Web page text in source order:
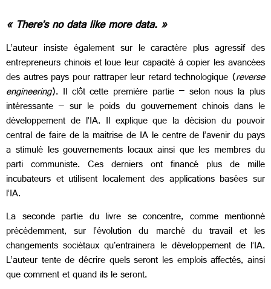
« There’s no data like more data. »
L’auteur insiste également sur le caractère plus agressif des
entrepreneurs chinois et loue leur capacité à copier les avancées
des autres pays pour rattraper leur retard technologique (reverse
engineering). Il clôt cette première partie – selon nous la plus
intéressante – sur le poids du gouvernement chinois dans le
développement de l’IA. Il explique que la décision du pouvoir
central de faire de la maitrise de IA le centre de l’avenir du pays
a stimulé les gouvernements locaux ainsi que les membres du
parti communiste. Ces derniers ont financé plus de mille
incubateurs et utilisent localement des applications basées sur
l’IA.
La seconde partie du livre se concentre, comme mentionné
précédemment, sur l’évolution du marché du travail et les
changements sociétaux qu'entrainera le développement de l’IA.
L’auteur tente de décrire quels seront les emplois affectés, ainsi
que comment et quand ils le seront.